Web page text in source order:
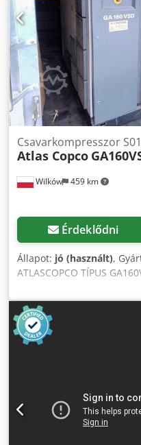
Wilków 459 km
Csavarkompresszor
Atlas Copco
Érdeklődni
Állapot: jó (használt),
ATLASCOPCO TÍPUS
2011 TELJESÍTMÉNY (kW)
18,36 NYOMÁS (bar) 10
FREKVENCIAVÁLTÓ igen